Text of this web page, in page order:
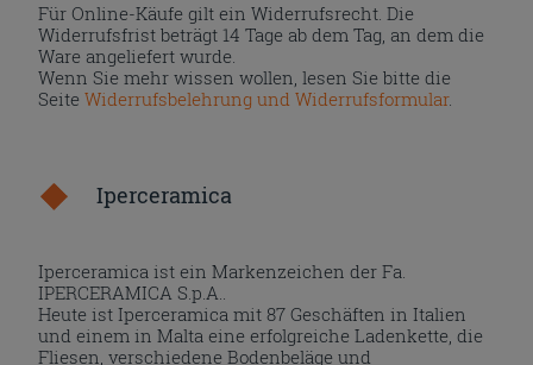
Für Online-Käufe gilt ein Widerrufsrecht. Die
Widerrufsfrist beträgt 14 Tage ab dem Tag, an dem die
Ware angeliefert wurde.
Wenn Sie mehr wissen wollen, lesen Sie bitte die
SeiteWiderrufsbelehrung und Widerrufsformular.
Iperceramica
Iperceramica ist ein Markenzeichen der Fa.
IPERCERAMICA S.p.A..
Heute ist Iperceramica mit 87 Geschäften in Italien
und einem in Malta eine erfolgreiche Ladenkette, die
Fliesen, verschiedene Bodenbeläge und